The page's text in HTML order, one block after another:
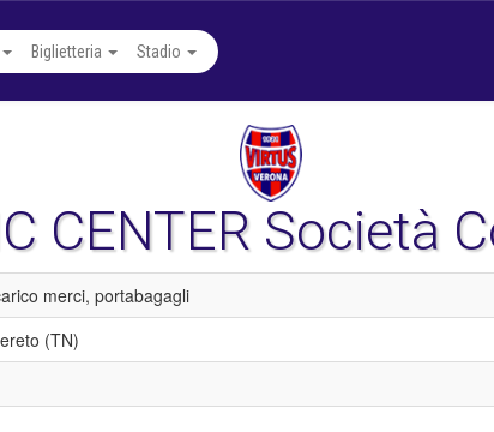
Biglietteria Stadio
CENTER Società
merci, portabagagli
(TN)